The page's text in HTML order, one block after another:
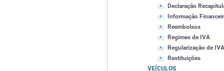
Declaração
Informação
Reembolsos
Regimes de IVA
Regularização de
Restituições
VEÍCULOS